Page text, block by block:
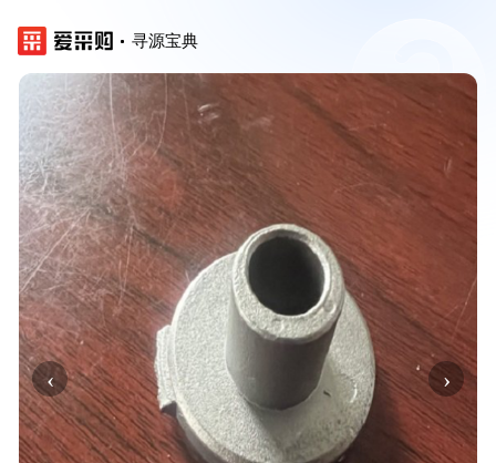
寻源宝典
‹ ›